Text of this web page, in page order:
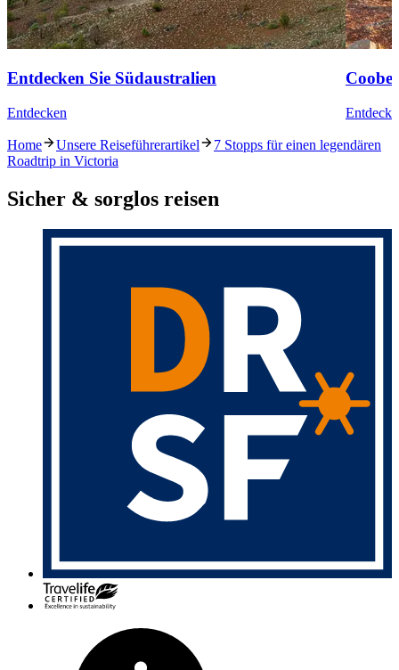
Entdecken Sie Südaustralien
Entdecken
Home Unsere Reiseführerartikel
7 Stopps für einen legendären
Roadtrip in Victoria
Sicher & sorglos reisen